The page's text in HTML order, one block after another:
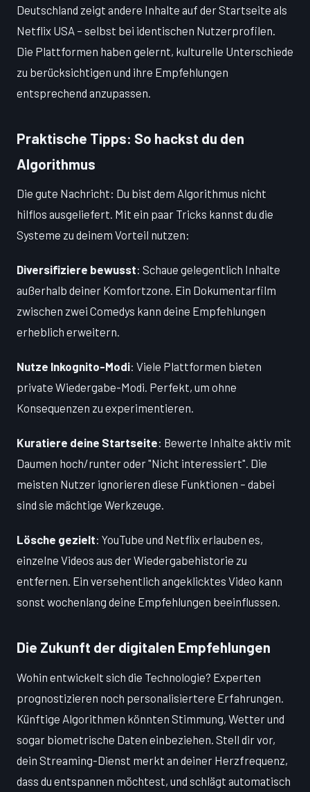
Deutschland zeigt andere Inhalte auf der Startseite als
Netflix USA – selbst bei identischen Nutzerprofilen.
Die Plattformen haben gelernt, kulturelle Unterschiede
zu berücksichtigen und ihre Empfehlungen
entsprechend anzupassen.
Praktische Tipps: So hackst du den
Algorithmus
Die gute Nachricht: Du bist dem Algorithmus nicht
hilflos ausgeliefert. Mit ein paar Tricks kannst du die
Systeme zu deinem Vorteil nutzen:
Diversifiziere bewusst: Schaue gelegentlich Inhalte
außerhalb deiner Komfortzone. Ein Dokumentarfilm
zwischen zwei Comedys kann deine Empfehlungen
erheblich erweitern.
Nutze Inkognito-Modi: Viele Plattformen bieten
private Wiedergabe-Modi. Perfekt, um ohne
Konsequenzen zu experimentieren.
Kuratiere deine Startseite: Bewerte Inhalte aktiv mit
Daumen hoch/runter oder "Nicht interessiert". Die
meisten Nutzer ignorieren diese Funktionen – dabei
sind sie mächtige Werkzeuge.
Lösche gezielt: YouTube und Netflix erlauben es,
einzelne Videos aus der Wiedergabehistorie zu
entfernen. Ein versehentlich angeklicktes Video kann
sonst wochenlang deine Empfehlungen beeinflussen.
Die Zukunft der digitalen Empfehlungen
Wohin entwickelt sich die Technologie? Experten
prognostizieren noch personalisiertere Erfahrungen.
Künftige Algorithmen könnten Stimmung, Wetter und
sogar biometrische Daten einbeziehen. Stell dir vor,
dein Streaming-Dienst merkt an deiner Herzfrequenz,
dass du entspannen möchtest, und schlägt automatisch